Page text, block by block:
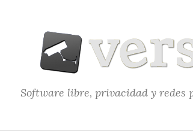
Software libre, privacidad y redes